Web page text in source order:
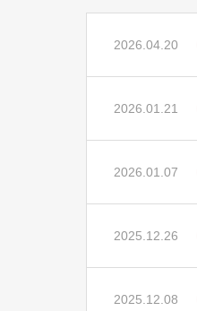
2026.04.20
2026.01.21
2026.01.07
2025.12.26
2025.12.08